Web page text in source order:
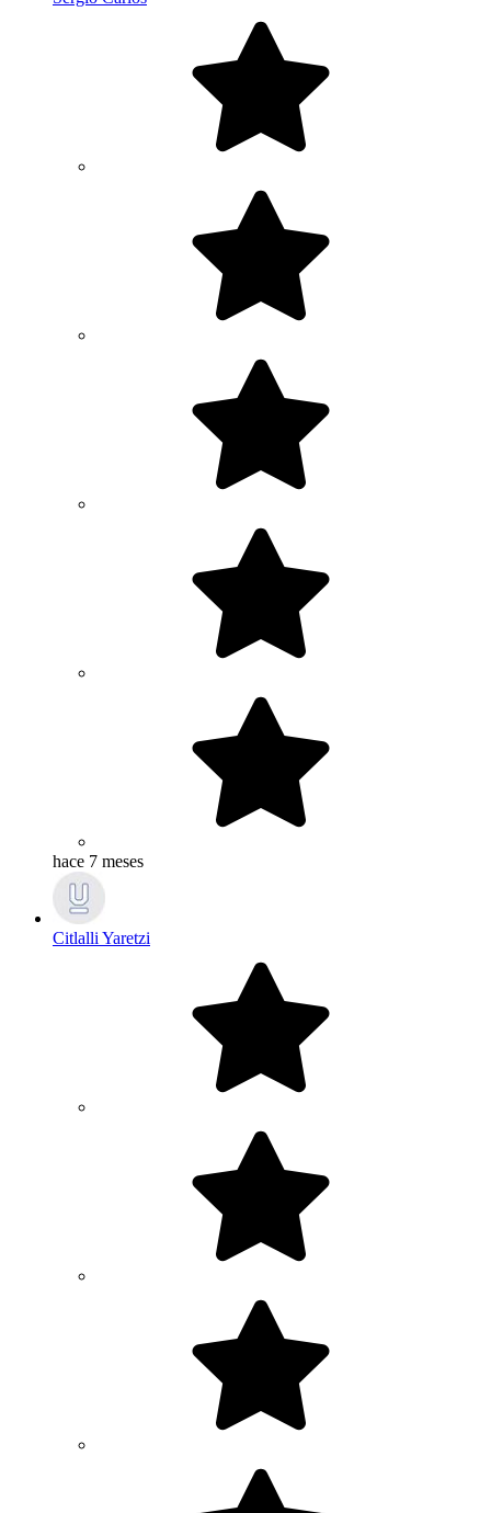
hace 7 meses
Citlalli Yaretzi